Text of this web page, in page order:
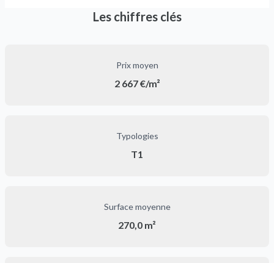
Les chiffres clés
Prix moyen
2 667 €/m²
Typologies
T1
Surface moyenne
270,0 m²